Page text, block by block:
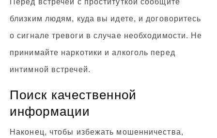
Перед встречей с проституткой сообщите
близким людям, куда вы идете, и договоритесь
о сигнале тревоги в случае необходимости. Не
принимайте наркотики и алкоголь перед
интимной встречей.
Поиск качественной
информации
Наконец, чтобы избежать мошенничества,